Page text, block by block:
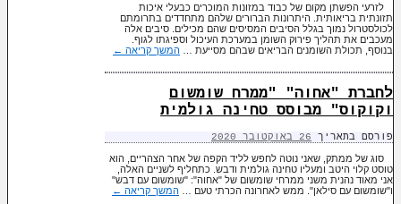
לזרעי הפשתן מקום של כבוד במזונות המוכרים כבעלי איכות
תזונתית בריאותית. היתרונות הברורים שלהם מתחדדים בתרומתם
לכולסטרול נמוך בגלל הסיבים המסיסים שהם מכילים. סיבים אלה
מעכבים את תהליך פירוק השומן במערכת העיכול וספיגתו לגוף.
בנוסף, תכולת השומנים הבריאים שבהם מסייעת … המשך קריאה ←
לחברת "אחוה" "ממרח שומשום
וקוקוס" מבוסס טחינה גולמית
פורסם בתאריך 26 באוקטובר 2020
סוג של ממתק, שאני נוטה לחפש לליד הקפה של אחר הצהריים, הוא
טוסט קלוי היטב ומעליו טחינה גולמית ודבש. כתחליף לשניים האלה,
אני מאוד נהנית משני ממרחי שומשום של "אחוה": "שומשום עם דבש"
ו"שומשום עם סילאן". ממש לאחרונה הכרתי טעם … המשך קריאה ←